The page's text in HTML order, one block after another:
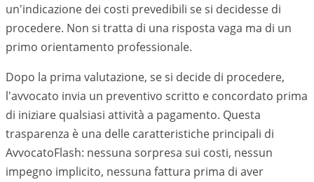
un'indicazione dei costi prevedibili se si decidesse di
procedere. Non si tratta di una risposta vaga ma di un
primo orientamento professionale.
Dopo la prima valutazione, se si decide di procedere,
l'avvocato invia un preventivo scritto e concordato prima
di iniziare qualsiasi attività a pagamento. Questa
trasparenza è una delle caratteristiche principali di
AvvocatoFlash: nessuna sorpresa sui costi, nessun
impegno implicito, nessuna fattura prima di aver